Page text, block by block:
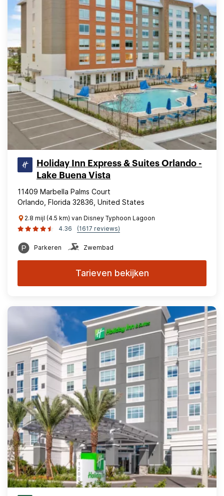
Holiday Inn Express & Suites Orlando -
Lake Buena Vista
11409 Marbella Palms Court
Orlando, Florida 32836, United States
2.8 mijl (4.5 km) van Disney Typhoon Lagoon
4.36
(1617 reviews)
Parkeren Zwembad
Tarieven bekijken